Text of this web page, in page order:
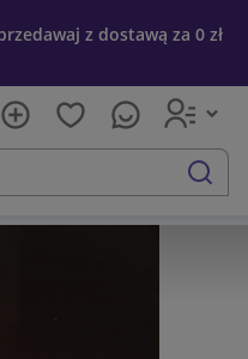
z dostawą za 0 zł
szukaj